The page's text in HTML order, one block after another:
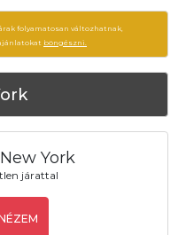
folyamatosan változhatnak,
böngészni.
York
járattal